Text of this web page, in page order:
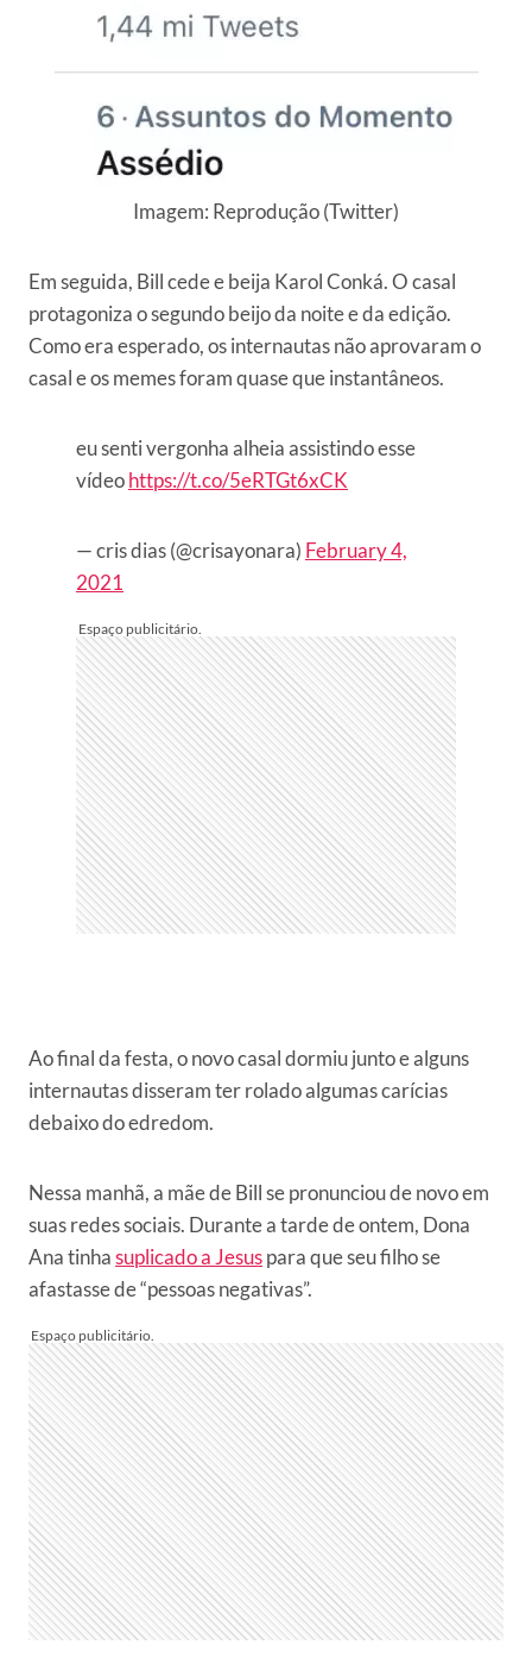
Imagem: Reprodução (Twitter)
Em seguida, Bill cede e beija Karol Conká. O casal
protagoniza o segundo beijo da noite e da edição.
Como era esperado, os internautas não aprovaram o
casal e os memes foram quase que instantâneos.
eu senti vergonha alheia assistindo esse
vídeohttps://t.co/5eRTGt6xCK
— cris dias (@crisayonara) February 4,
2021
Ao final da festa, o novo casal dormiu junto e alguns
internautas disseram ter rolado algumas carícias
debaixo do edredom.
Nessa manhã, a mãe de Bill se pronunciou de novo em
suas redes sociais. Durante a tarde de ontem, Dona
Ana tinhasuplicado a Jesuspara que seu filho se
afastasse de “pessoas negativas”.